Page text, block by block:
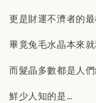
更是財運不濟者的最
畢竟兔毛水晶本來
而髮晶多數都是人們
鮮少人知的是…